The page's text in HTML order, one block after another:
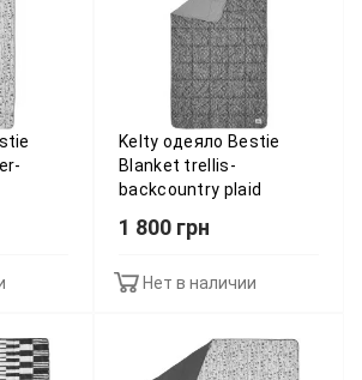
Kelty одеяло Bestie
Blanket trellis-
backcountry plaid
1 800 грн
Нет в наличии